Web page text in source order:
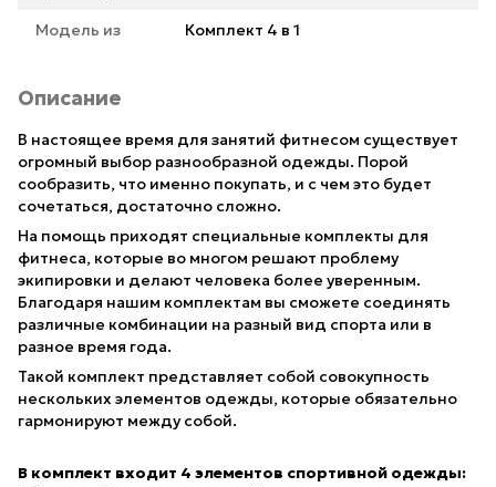
Модель из Комплект 4 в 1
Описание
В настоящее время для занятий фитнесом существует
огромный выбор разнообразной одежды. Порой
сообразить, что именно покупать, и с чем это будет
сочетаться, достаточно сложно.
На помощь приходят специальные комплекты для
фитнеса, которые во многом решают проблему
экипировки и делают человека более уверенным.
Благодаря нашим комплектам вы сможете соединять
различные комбинации на разный вид спорта или в
разное время года.
Такой комплект представляет собой совокупность
нескольких элементов одежды, которые обязательно
гармонируют между собой.
В комплект входит 4 элементов спортивной одежды: